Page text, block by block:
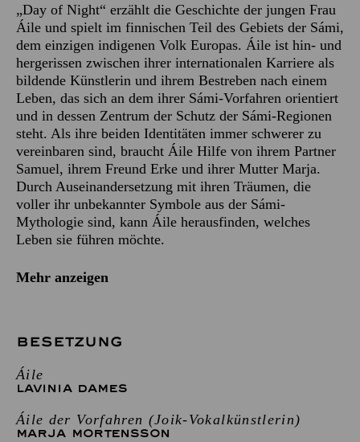
„Day of Night“ erzählt die Geschichte der jungen Frau
Áile und spielt im finnischen Teil des Gebiets der Sámi,
dem einzigen indigenen Volk Europas. Áile ist hin- und
hergerissen zwischen ihrer internationalen Karriere als
bildende Künstlerin und ihrem Bestreben nach einem
Leben, das sich an dem ihrer Sámi-Vorfahren orientiert
und in dessen Zentrum der Schutz der Sámi-Regionen
steht. Als ihre beiden Identitäten immer schwerer zu
vereinbaren sind, braucht Áile Hilfe von ihrem Partner
Samuel, ihrem Freund Erke und ihrer Mutter Marja.
Durch Auseinandersetzung mit ihren Träumen, die
voller ihr unbekannter Symbole aus der Sámi-
Mythologie sind, kann Áile herausfinden, welches
Leben sie führen möchte.
Mehr anzeigen
BESETZUNG
Áile
LAVINIA DAMES
Áile der Vorfahren (Joik-Vokalkünstlerin)
MARJA MORTENSSON